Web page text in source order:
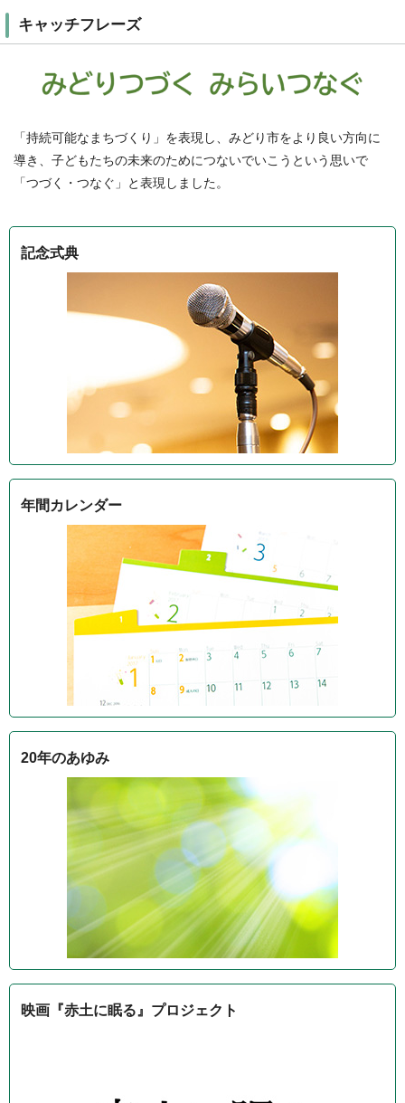
キャッチフレーズ
「持続可能なまちづくり」を表現し、みどり市をより良い方向に
導き、子どもたちの未来のためにつないでいこうという思いで
「つづく・つなぐ」と表現しました。
記念式典
年間カレンダー
20年のあゆみ
映画『赤土に眠る』プロジェクト